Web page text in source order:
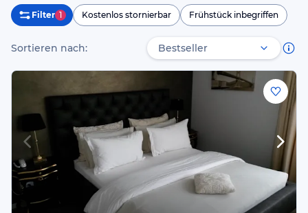
Filter 1 Kostenlos stornierbar Frühstück inbegriffen
Sortieren nach: